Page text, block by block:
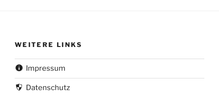
WEITERE LINKS
Impressum
Datenschutz